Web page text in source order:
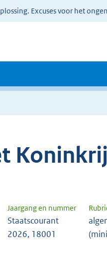
Excuses voor het
Jaargang en nummer
Staatscourant
2026, 18001